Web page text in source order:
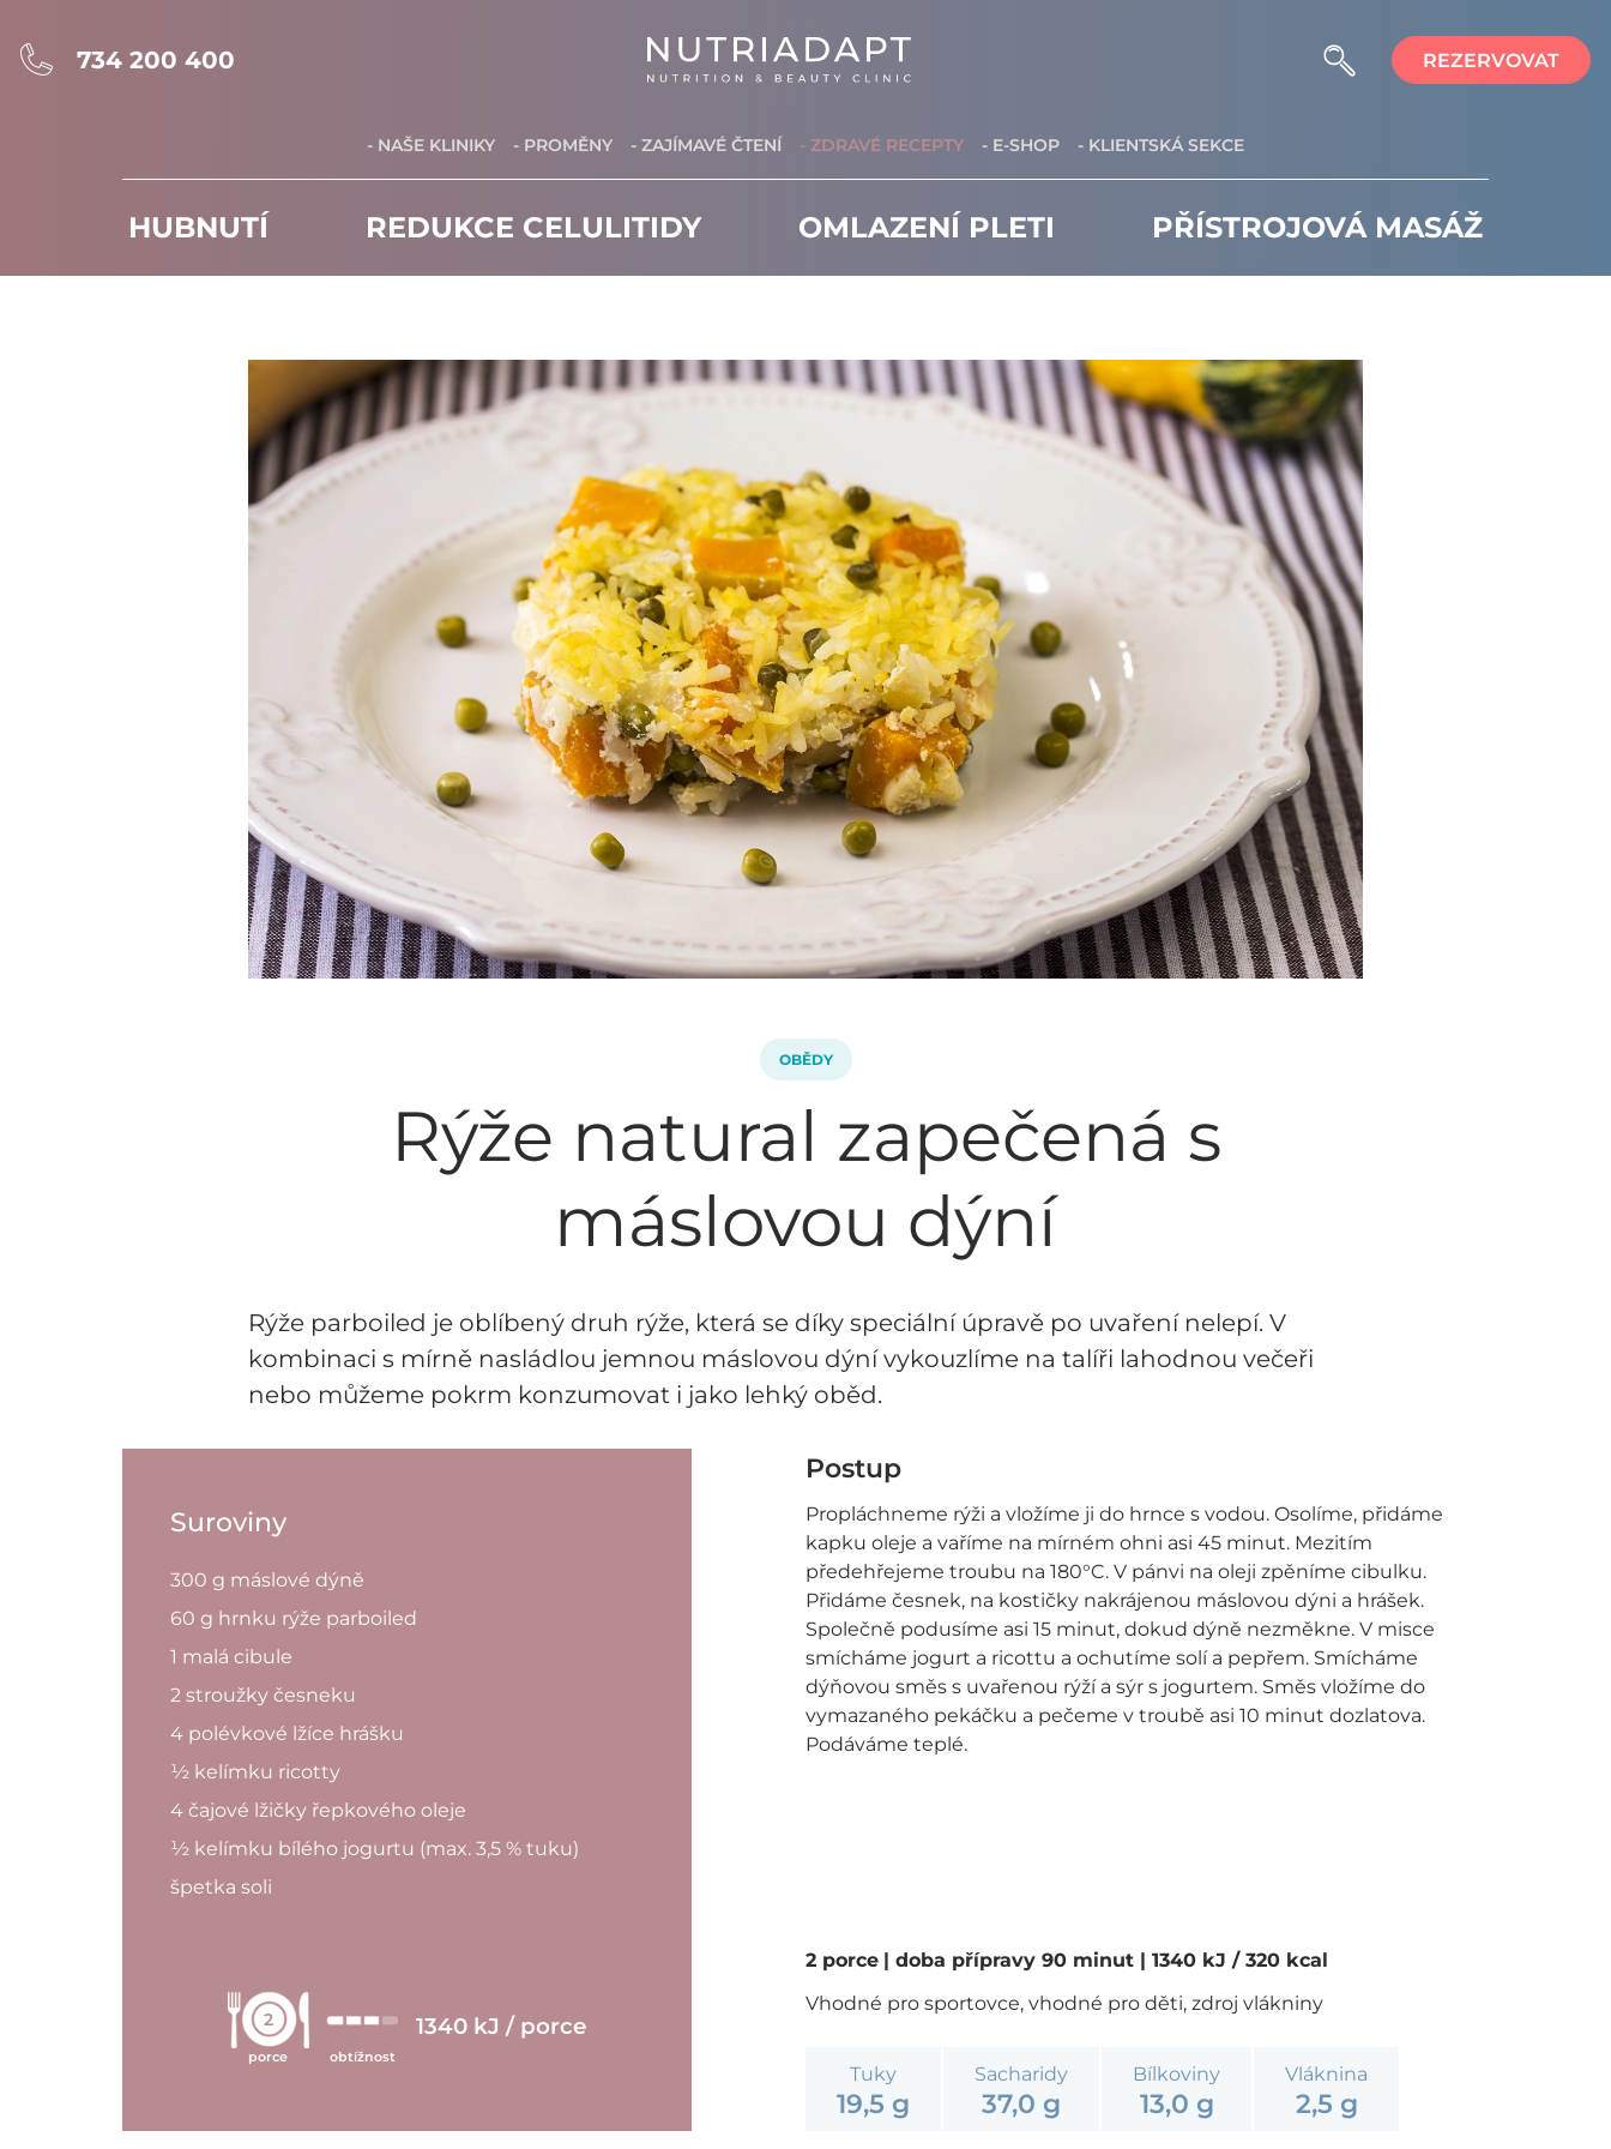
734 200 400 REZERVOVAT
- NAŠE KLINIKY - PROMĚNY - ZAJÍMAVÉ ČTENÍ - ZDRAVÉ RECEPTY - E-SHOP - KLIENTSKÁ SEKCE
HUBNUTÍ REDUKCE CELULITIDY OMLAZENÍ PLETI PŘÍSTROJOVÁ MASÁŽ
OBĚDY
Rýže natural zapečená s
máslovou dýní
Rýže parboiled je oblíbený druh rýže, která se díky speciální úpravě po uvaření nelepí. V
kombinaci s mírně nasládlou jemnou máslovou dýní vykouzlíme na talíři lahodnou večeři
nebo můžeme pokrm konzumovat i jako lehký oběd.
Suroviny
300 g máslové dýně
60 g hrnku rýže parboiled
1 malá cibule
2 stroužky česneku
4 polévkové lžíce hrášku
½ kelímku ricotty
4 čajové lžičky řepkového oleje
½ kelímku bílého jogurtu (max. 3,5 % tuku)
špetka soli
2
porce obtížnost
1340 kJ / porce
Postup
Propláchneme rýži a vložíme ji do hrnce s vodou. Osolíme, přidáme
kapku oleje a vaříme na mírném ohni asi 45 minut. Mezitím
předehřejeme troubu na 180°C. V pánvi na oleji zpěníme cibulku.
Přidáme česnek, na kostičky nakrájenou máslovou dýni a hrášek.
Společně podusíme asi 15 minut, dokud dýně nezměkne. V misce
smícháme jogurt a ricottu a ochutíme solí a pepřem. Smícháme
dýňovou směs s uvařenou rýží a sýr s jogurtem. Směs vložíme do
vymazaného pekáčku a pečeme v troubě asi 10 minut dozlatova.
Podáváme teplé.
2 porce | doba přípravy 90 minut | 1340 kJ / 320 kcal
Vhodné pro sportovce, vhodné pro děti, zdroj vlákniny
Tuky
19,5 g
Sacharidy
37,0 g
Bílkoviny
13,0 g
Vláknina
2,5 g